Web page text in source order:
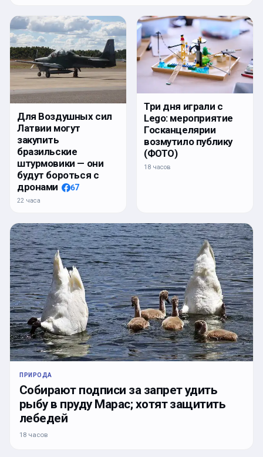
Для Воздушных сил
Латвии могут
закупить
бразильские
штурмовики — они
будут бороться с
дронами
67
22 часа
Три дня играли с
Lego: мероприятие
Госканцелярии
возмутило публику
(ФОТО)
18 часов
ПРИРОДА
Собирают подписи за запрет удить
рыбу в пруду Марас; хотят защитить
лебедей
18 часов